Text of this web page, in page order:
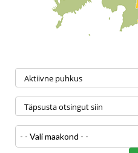
- - Vali maakond - -